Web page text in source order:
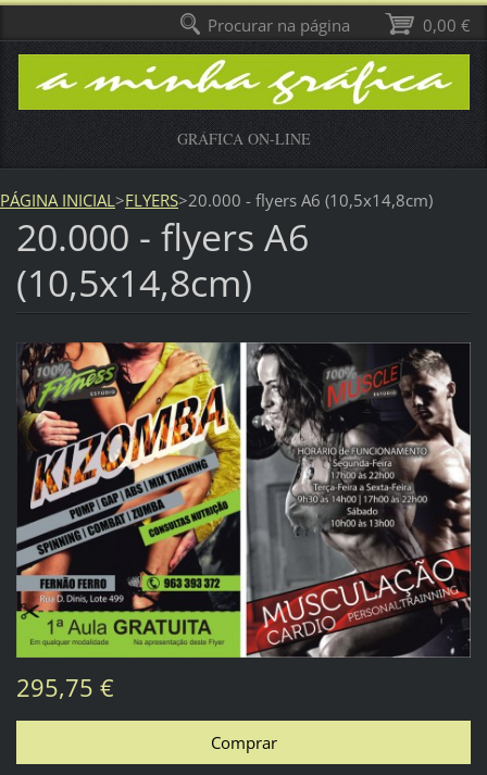
GRÁFICA ON-LINE
PÁGINA INICIAL >FLYERS>20.000 - flyers A6 (10,5x14,8cm)
20.000 - flyers A6
(10,5x14,8cm)
295,75 €
0,00 €
Procurar na página